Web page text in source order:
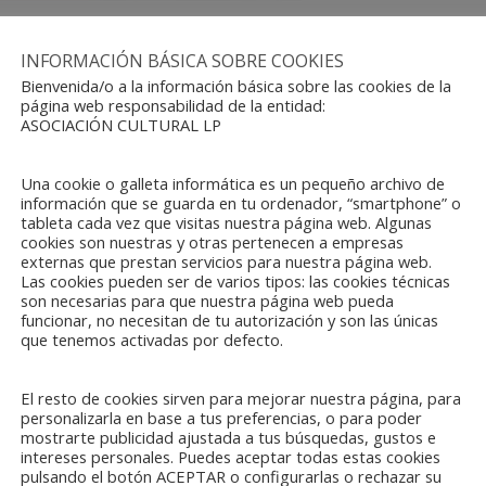
Reyes Magos Tv’ y Cruz
más necesitados
de la ciudad vallisoletana que lo necesiten. Este proyecto
Ayuntamiento de Valladolid y Dornier La concejala de
INFORMACIÓN BÁSICA SOBRE COOKIES
Bienvenida/o a la información básica sobre las cookies de la
página web responsabilidad de la entidad:
ASOCIACIÓN CULTURAL LP
Una cookie o galleta informática es un pequeño archivo de
información que se guarda en tu ordenador, “smartphone” o
tableta cada vez que visitas nuestra página web. Algunas
cookies son nuestras y otras pertenecen a empresas
externas que prestan servicios para nuestra página web.
Las cookies pueden ser de varios tipos: las cookies técnicas
son necesarias para que nuestra página web pueda
funcionar, no necesitan de tu autorización y son las únicas
que tenemos activadas por defecto.
El resto de cookies sirven para mejorar nuestra página, para
personalizarla en base a tus preferencias, o para poder
mostrarte publicidad ajustada a tus búsquedas, gustos e
intereses personales. Puedes aceptar todas estas cookies
pulsando el botón ACEPTAR o configurarlas o rechazar su